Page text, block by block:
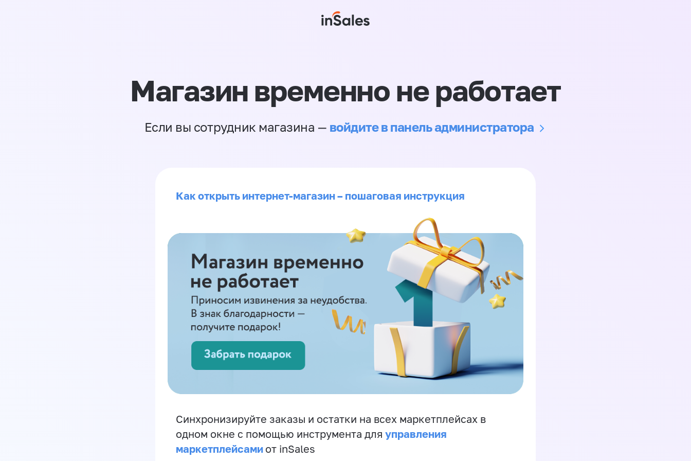
Магазин временно не работает
Если вы сотрудник магазина — войдите в панель администратора
Как открыть интернет-магазин – пошаговая инструкция
Синхронизируйте заказы и остатки на всех маркетплейсах в
одном окне с помощью инструмента для управления
маркетплейсами от inSales